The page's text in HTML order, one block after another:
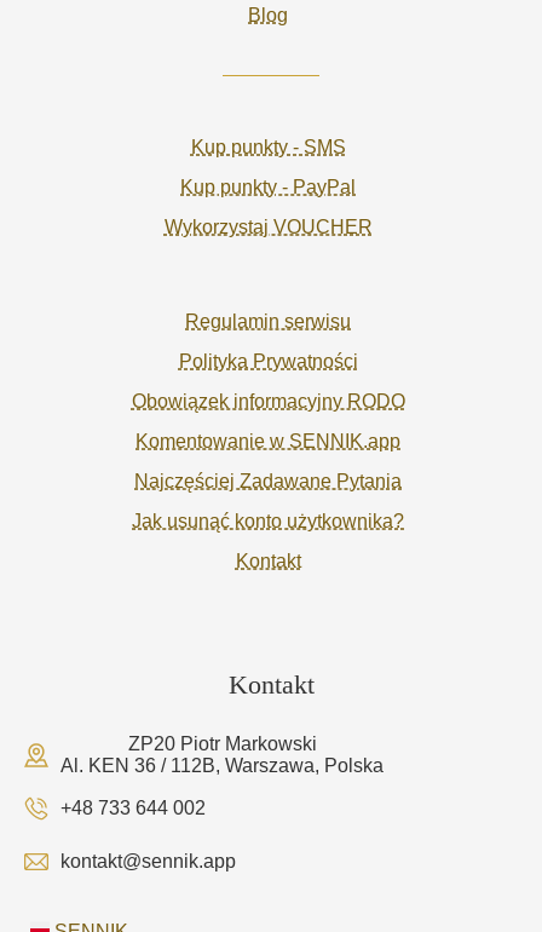
Blog
Kup punkty - SMS
Kup punkty - PayPal
Wykorzystaj VOUCHER
Regulamin serwisu
Polityka Prywatności
Obowiązek informacyjny RODO
Komentowanie w SENNIK.app
Najczęściej Zadawane Pytania
Jak usunąć konto użytkownika?
Kontakt
Kontakt
ZP20 Piotr Markowski
Al. KEN 36 / 112B, Warszawa, Polska
+48 733 644 002
kontakt@sennik.app